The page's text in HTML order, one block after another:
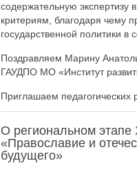
содержательную экспертизу
критериям, благодаря чему
государственной политики в
Поздравляем Марину
ГАУДПО МО «Институт
Приглашаем педагогических
О региональном
«Православие и
будущего»